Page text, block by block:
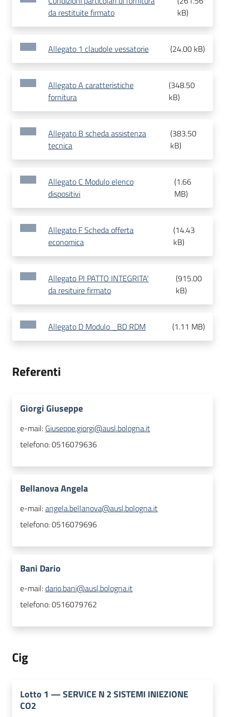
da restituite firmato
kB)
Allegato 1 claudole vessatorie (24.00 kB)
Allegato A caratteristiche
fornitura
(348.50
kB)
Allegato B scheda assistenza
tecnica
(383.50
kB)
Allegato C Modulo elenco
dispositivi
(1.66
MB)
Allegato F Scheda offerta
economica
(14.43
kB)
Allegato PI PATTO INTEGRITA'
da resituire firmato
(915.00
kB)
Allegato D Modulo _BD RDM (1.11 MB)
Referenti
Giorgi Giuseppe
e-mail: Giuseppe.giorgi@ausl.bologna.it
telefono:0516079636
Bellanova Angela
e-mail:angela.bellanova@ausl.bologna.it
telefono:0516079696
Bani Dario
e-mail:dario.bani@ausl.bologna.it
telefono:0516079762
Cig
Lotto 1 —SERVICE N 2 SISTEMI INIEZIONE
CO2